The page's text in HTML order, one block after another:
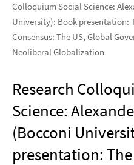
Colloquium Social Science:
University): Book presentation:
Consensus: The US, Global
Neoliberal Globalization
Research
Science:
(Bocconi
presentation: